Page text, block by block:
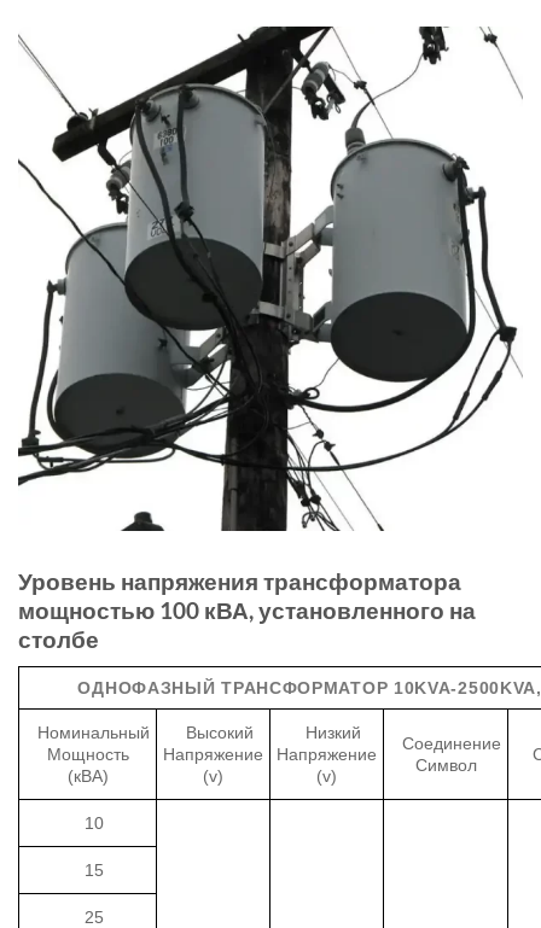
Уровень напряжения трансформатора
мощностью 100 кВА, установленного на
столбе
ОДНОФАЗНЫЙ ТРАНСФОРМАТОР 10KVA-
Номинальный
Мощность
(кВА)
Высокий
Напряжение
(v)
Низкий
Напряжение
(v)
Соединение
Символ
10
15
25